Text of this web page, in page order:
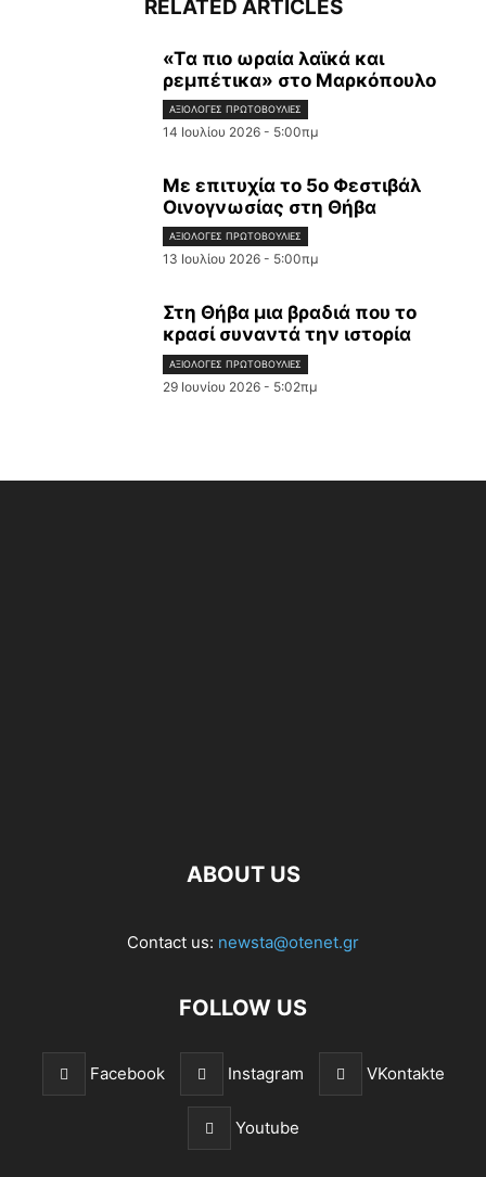
RELATED ARTICLES
«Tα πιο ωραία λαϊκά και
ρεμπέτικα» στο Μαρκόπουλο
ΑΞΙΌΛΟΓΕΣ ΠΡΩΤΟΒΟΥΛΊΕΣ
14 Ιουλίου 2026 - 5:00πμ
Με επιτυχία το 5ο Φεστιβάλ
Οινογνωσίας στη Θήβα
ΑΞΙΌΛΟΓΕΣ ΠΡΩΤΟΒΟΥΛΊΕΣ
13 Ιουλίου 2026 - 5:00πμ
Στη Θήβα μια βραδιά που το
κρασί συναντά την ιστορία
ΑΞΙΌΛΟΓΕΣ ΠΡΩΤΟΒΟΥΛΊΕΣ
29 Ιουνίου 2026 - 5:02πμ
ABOUT US
Contact us: newsta@otenet.gr
FOLLOW US
Facebook Instagram VKontakte
Youtube